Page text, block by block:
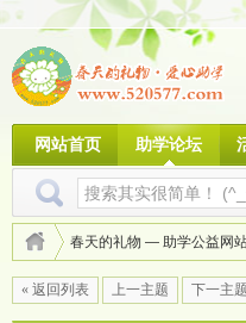
网站首页 助学论坛
春天的礼物 — 助学公益网
« 返回列表 上一主题 下一主题